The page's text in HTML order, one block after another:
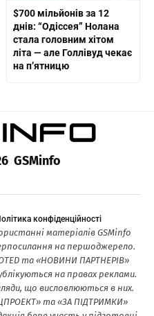
$700 мільйонів за 12
днів: “Одіссея” Нолана
стала головним хітом
літа — але Голлівуд чекає
на п’ятницю
GSMinfo
конфіденційності
матеріалів GSMinfo
на першоджерело.
та «НОВИНИ ПАРТНЕРІВ»
на правах реклами.
що висловлюються в них.
та «ЗА ПІДТРИМКИ»